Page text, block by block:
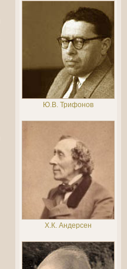
Ю.В. Трифонов
Х.К. Андерсен